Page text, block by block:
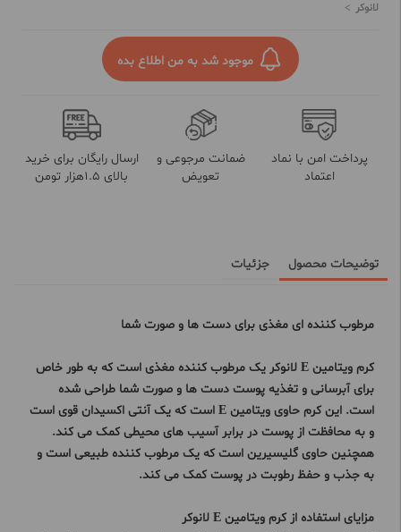
بهبود علائم درماتیت و اگزما
محافظت از پوست در برابر اشعه مضر آفتاب
بهبود روند کلاژن سازی در پوست
قابل استفاده پوست دست و صورت
لانوکر
موجود شد به من اطلاع بده
پرداخت امن با نماد
اعتماد
ضمانت مرجوعی و
تعویض
ارسال رایگان برای خرید
بالای 1.5هزار تومن
توضیحات محصول جزئیات
مرطوب کننده ای مغذی برای دست ها و صورت شما
کرم ویتامین E لانوکر یک مرطوب کننده مغذی است که به طور خاص
برای آبرسانی و تغذیه پوست دست ها و صورت شما طراحی شده
است. این کرم حاوی ویتامین E است که یک آنتی اکسیدان قوی است
و به محافظت از پوست در برابر آسیب های محیطی کمک می کند.
همچنین حاوی گلیسیرین است که یک مرطوب کننده طبیعی است و
به جذب و حفظ رطوبت در پوست کمک می کند.
مزایای استفاده از کرم ویتامین E لانوکر